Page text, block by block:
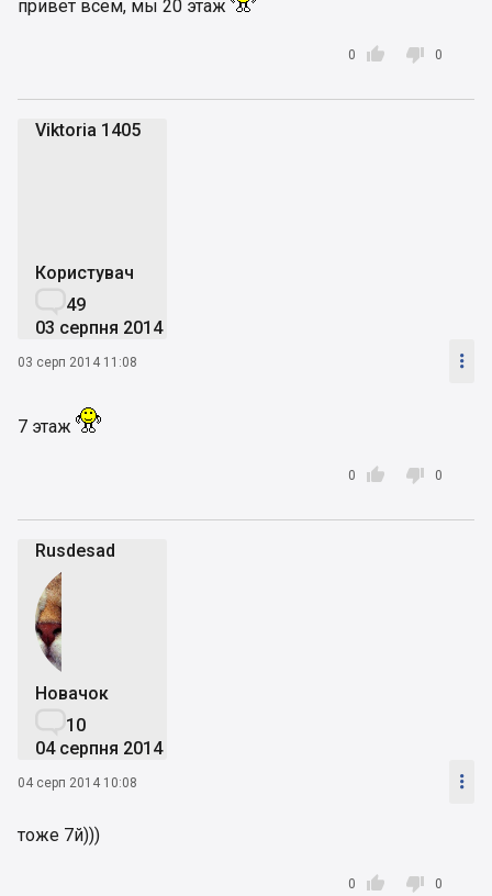
привет всем, мы 20 этаж

0  0
Viktoria 1405
Користувач
49
03 серпня 2014
03 серп 2014 11:08 
7 этаж

0  0
Rusdesad
Новачок
10
04 серпня 2014
04 серп 2014 10:08 
тоже 7й)))

0  0